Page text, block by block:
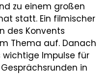
zu einem großen
statt. Ein filmischer
des Konvents
Thema auf. Danach
wichtige Impulse für
in